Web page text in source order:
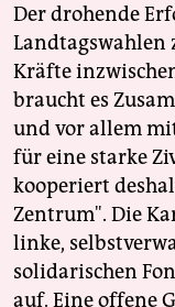
Der drohende
Landtagswahlen
Kräfte
braucht es
und vor allem
für eine starke
kooperiert
Zentrum". Die
linke,
solidarischen
auf. Eine offene